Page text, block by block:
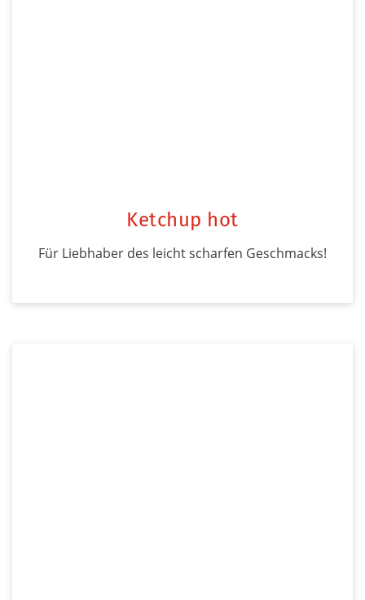
Ketchup hot
Für Liebhaber des leicht scharfen Geschmacks!